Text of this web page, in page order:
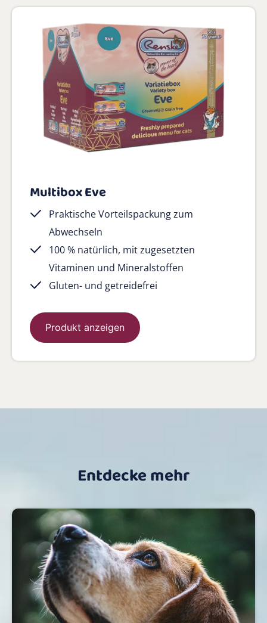
Multibox Eve
Praktische Vorteilspackung zum
Abwechseln
100 % natürlich, mit zugesetzten
Vitaminen und Mineralstoffen
Gluten- und getreidefrei
Produkt anzeigen
Entdecke mehr